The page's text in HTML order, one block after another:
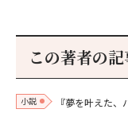
この著者の
小説
『夢を叶えた